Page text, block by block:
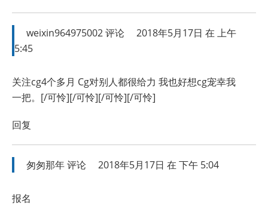
weixin964975002评论
2018年5月17日 在 上午
5:45
关注cg4个多月 Cg对别人都很给力 我也好想cg宠幸我
一把。[/可怜][/可怜][/可怜][/可怜]
回复
匆匆那年评论 2018年5月17日 在 下午 5:04
报名